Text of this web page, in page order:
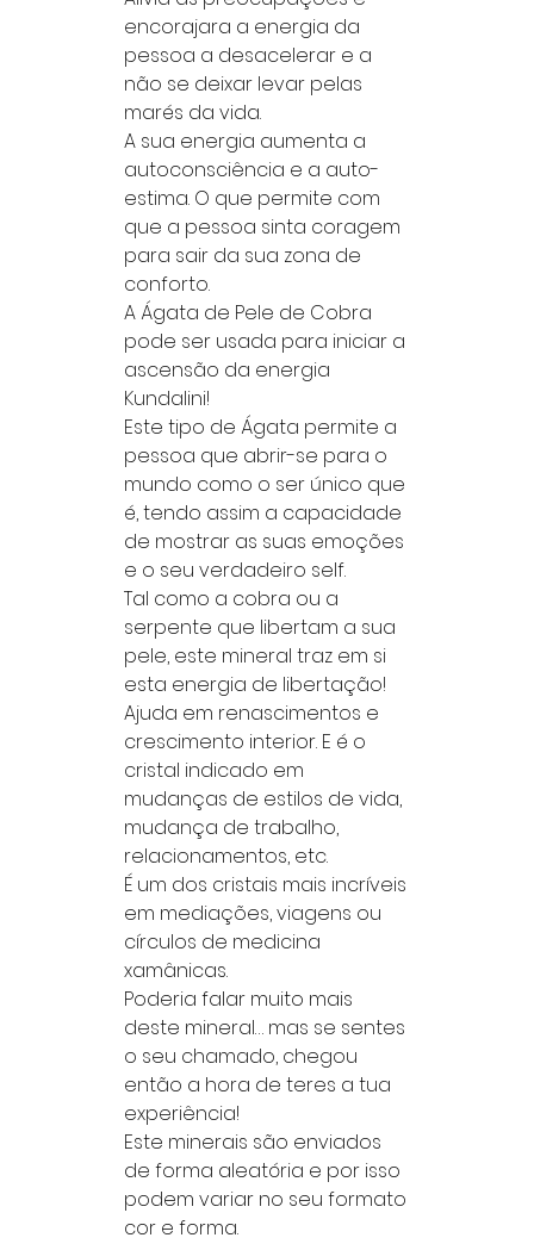
encorajara a energia da
pessoa a desacelerar e a
não se deixar levar pelas
marés da vida.
A sua energia aumenta a
autoconsciência e a auto-
estima. O que permite com
que a pessoa sinta coragem
para sair da sua zona de
conforto.
A Ágata de Pele de Cobra
pode ser usada para iniciar a
ascensão da energia
Kundalini!
Este tipo de Ágata permite a
pessoa que abrir-se para o
mundo como o ser único que
é, tendo assim a capacidade
de mostrar as suas emoções
e o seu verdadeiro self.
Tal como a cobra ou a
serpente que libertam a sua
pele, este mineral traz em si
esta energia de libertação!
Ajuda em renascimentos e
crescimento interior. E é o
cristal indicado em
mudanças de estilos de vida,
mudança de trabalho,
relacionamentos, etc.
É um dos cristais mais incríveis
em mediações, viagens ou
círculos de medicina
xamânicas.
Poderia falar muito mais
deste mineral… mas se sentes
o seu chamado, chegou
então a hora de teres a tua
experiência!
Este minerais são enviados
de forma aleatória e por isso
podem variar no seu formato
cor e forma.